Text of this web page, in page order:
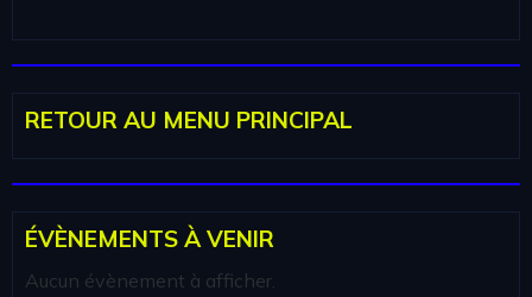
RETOUR AU MENU PRINCIPAL
ÉVÈNEMENTS À VENIR
Aucun évènement à afficher.